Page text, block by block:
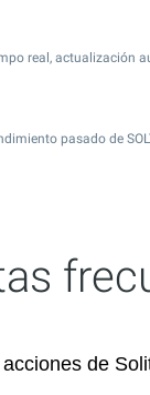
real, actualización
pasado de
de